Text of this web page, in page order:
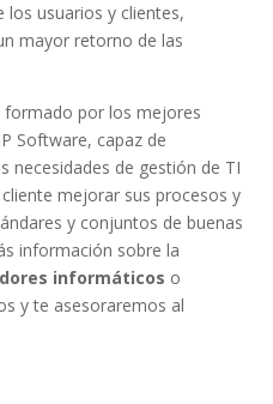
los usuarios y clientes,
mayor retorno de las
formado por los mejores
Software, capaz de
necesidades de gestión de TI
mejorar sus procesos y
y conjuntos de buenas
información sobre la
informáticos o
y te asesoraremos al